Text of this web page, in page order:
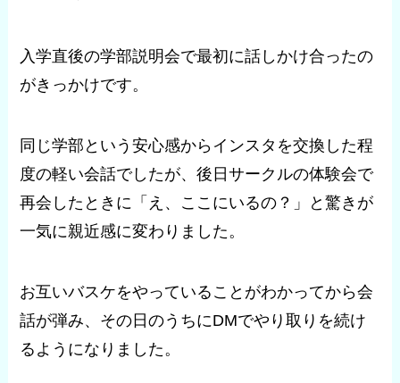
入学直後の学部説明会で最初に話しかけ合ったの
がきっかけです。
同じ学部という安心感からインスタを交換した程
度の軽い会話でしたが、後日サークルの体験会で
再会したときに「え、ここにいるの？」と驚きが
一気に親近感に変わりました。
お互いバスケをやっていることがわかってから会
話が弾み、その日のうちにDMでやり取りを続け
るようになりました。